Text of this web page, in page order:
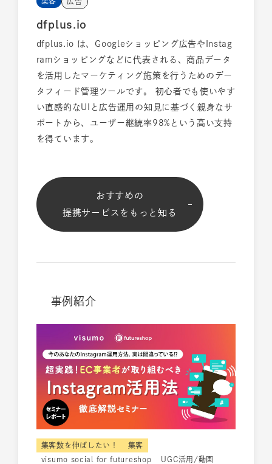
dfplus.io
dfplus.io は、Googleショッピング広告やInstag
ramショッピングなどに代表される、商品データ
を活用したマーケティング施策を行うためのデー
タフィード管理ツールです。 初心者でも使いやす
い直感的なUIと広告運用の知見に基づく親身なサ
ポートから、ユーザー継続率98%という高い支持
を得ています。
おすすめの
提携サービスをもっと知る
事例紹介
集客数を伸ばしたい！
集客
visumo social for futureshop
UGC活用/動画